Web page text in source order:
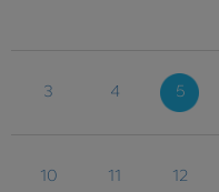
3 4 5
10 11 12